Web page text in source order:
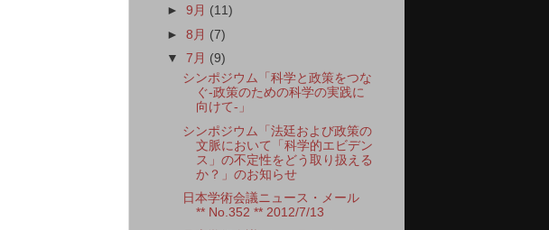
►9月 (11)
►8月 (7)
▼7月 (9)
シンポジウム「科学と政策をつな
ぐ-政策のための科学の実践に
向けて-」
シンポジウム「法廷および政策の
文脈において「科学的エビデン
ス」の不定性をどう取り扱える
か？」のお知らせ
日本学術会議ニュース・メール
** No.352 ** 2012/7/13